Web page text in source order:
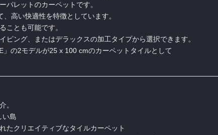
パレットのカーペットです。
高い快適性を特徴としています。
ことも可能です。
ピング、またはデラックスの加工タイプから選択できます。
」の2モデルが25 x 100 cmのカーペットタイルとして
。
い島
たクリエイティブなタイルカーペット